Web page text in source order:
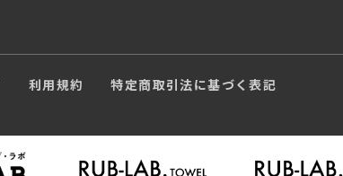
利用規約 特定商取引法に基づく表記